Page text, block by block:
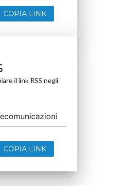
COPIA LINK
il link RSS negli
COPIA LINK